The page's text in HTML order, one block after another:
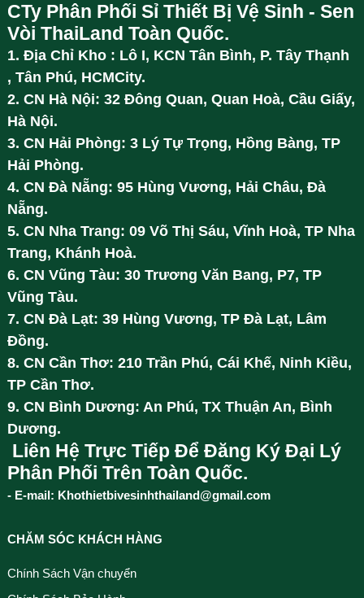
CTy Phân Phối Sỉ Thiết Bị Vệ Sinh - Sen
Vòi ThaiLand Toàn Quốc.
1. Địa Chỉ Kho : Lô I, KCN Tân Bình, P. Tây Thạnh
, Tân Phú, HCMCity.
2. CN Hà Nội: 32 Đông Quan, Quan Hoà, Cầu Giấy,
Hà Nội.
3. CN Hải Phòng: 3 Lý Tự Trọng, Hồng Bàng, TP
Hải Phòng.
4. CN Đà Nẵng: 95 Hùng Vương, Hải Châu, Đà
Nẵng.
5. CN Nha Trang: 09 Võ Thị Sáu, Vĩnh Hoà, TP Nha
Trang, Khánh Hoà.
6. CN Vũng Tàu: 30 Trương Văn Bang, P7, TP
Vũng Tàu.
7. CN Đà Lạt: 39 Hùng Vương, TP Đà Lạt, Lâm
Đồng.
8. CN Cần Thơ: 210 Trần Phú, Cái Khế, Ninh Kiều,
TP Cần Thơ.
9. CN Bình Dương: An Phú, TX Thuận An, Bình
Dương.
Liên Hệ Trực Tiếp Để Đăng Ký Đại Lý
Phân Phối Trên Toàn Quốc.
- E-mail: Khothietbivesinhthailand@gmail.com
CHĂM SÓC KHÁCH HÀNG
Chính Sách Vận chuyển